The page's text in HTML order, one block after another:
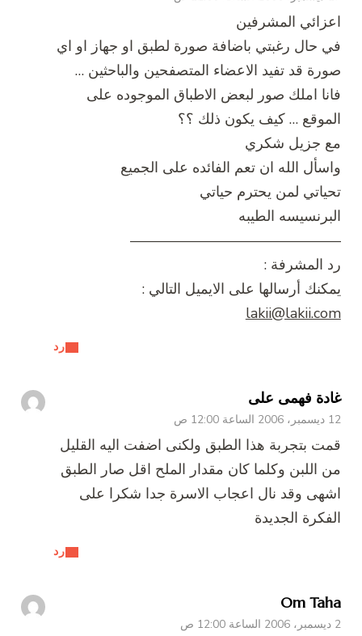
رد
اعزائي المشرفين
في حال رغبتي باضافة صورة لطبق او جهاز او اي
صورة قد تفيد الاعضاء المتصفحين والباحثين …
فانا املك صور لبعض الاطباق الموجوده على
الموقع … كيف يكون ذلك ؟؟
مع جزيل شكري
واسأل الله ان تعم الفائده على الجميع
تحياتي لمن يحترم حياتي
البرنسيسه الطيبه
——————————————–
رد المشرفة :
يمكنك أرسالها على الايميل التالي :
lakii@lakii.com
غادة فهمى على
12 ديسمبر، 2006 الساعة 12:00 ص
رد
قمت بتجربة هذا الطبق ولكنى اضفت اليه القليل
من اللبن وكلما كان مقدار الملح اقل صار الطبق
اشهى وقد نال اعجاب الاسرة جدا شكرا على
الفكرة الجديدة
Om Taha
2 ديسمبر، 2006 الساعة 12:00 ص